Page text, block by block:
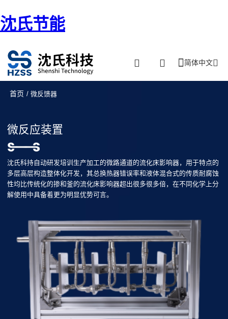
沈氏节能
简体中文
首页 / 微反馈器
微反应装置
沈氏科持自动研发培训生产加工的微路通道的流化床影响器，用于特点的
多层高层构造整体化开发，其总换热器错误率和液体混合式的传质耐腐蚀
性均比传统化的掺和釜的流化床影响器超出很多很多倍，在不同化学上分
解使用中具备着更为明显优势可言。